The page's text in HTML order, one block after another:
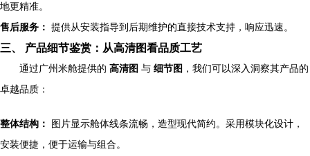
地更精准。
售后服务： 提供从安装指导到后期维护的直接技术支持，响应迅速。
三、 产品细节鉴赏：从高清图看品质工艺
通过广州米舱提供的 高清图 与 细节图 ，我们可以深入洞察其产品的
卓越品质：
整体结构：
图片显示舱体线条流畅，造型现代简约。采用模块化设计，
安装便捷，便于运输与组合。